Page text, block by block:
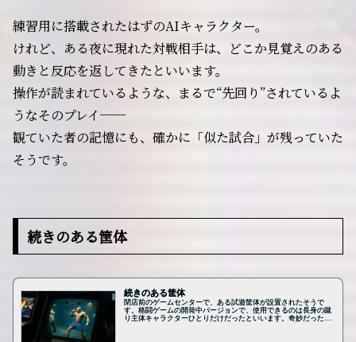
時三分の対戦が刻まれ、その勝敗まで残っていたそうです。以
来、決まった時刻になると、対戦の舞台には、本人よ...
練習用に搭載されたはずのAIキャラクター。
けれど、ある夜に現れた対戦相手は、どこか見覚えのある
動きと反応を返してきたといいます。
操作が読まれているような、まるで“先回り”されているよ
うなそのプレイ──
観ていた者の記憶にも、確かに「似た試合」が残っていた
そうです。
続きのある筐体
続きのある筐体
閉店前のゲームセンターで、ある試遊筐体が設置されたそうで
す。格闘ゲームの開発中バージョンで、使用できるのは長身の蹴
り主体キャラクターひとりだけだったといいます。奇妙だったの